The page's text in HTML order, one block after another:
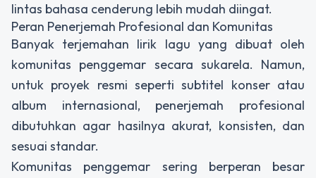
lintas bahasa cenderung lebih mudah diingat.
Peran Penerjemah Profesional dan Komunitas
Banyak terjemahan lirik lagu yang dibuat oleh
komunitas penggemar secara sukarela. Namun,
untuk proyek resmi seperti subtitel konser atau
album internasional, penerjemah profesional
dibutuhkan agar hasilnya akurat, konsisten, dan
sesuai standar.
Komunitas penggemar sering berperan besar